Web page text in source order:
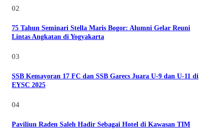
02
75 Tahun Seminari Stella Maris Bogor: Alumni Gelar Reuni
Lintas Angkatan di Yogyakarta
03
SSB Kemayoran 17 FC dan SSB Garecs Juara U-9 dan U-11 di
EYSC 2025
04
Paviliun Raden Saleh Hadir Sebagai Hotel di Kawasan TIM